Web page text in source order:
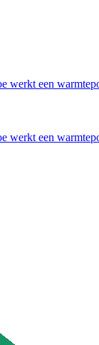
werkt een
werkt een